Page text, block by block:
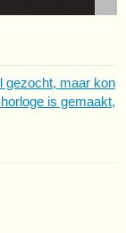
gezocht, maar kon
is gemaakt,